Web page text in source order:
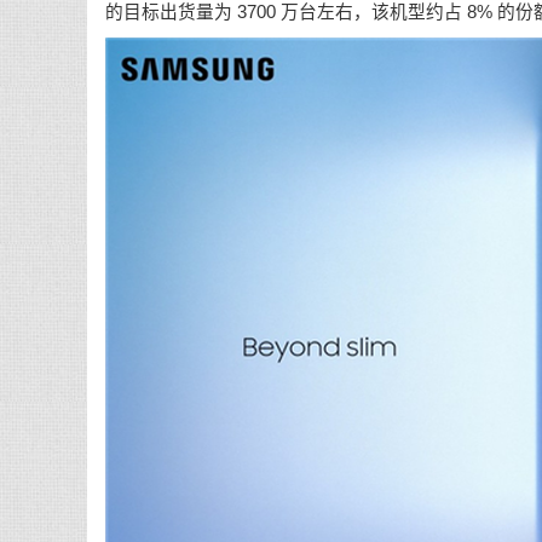
的目标出货量为 3700 万台左右，该机型约占 8% 的份